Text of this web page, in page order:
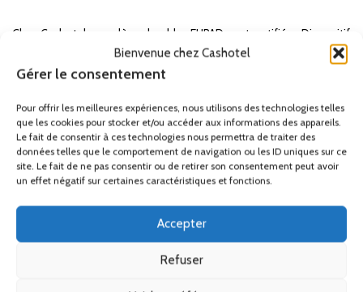
Bienvenue chez Cashotel
Gérer le consentement
Pour offrir les meilleures expériences, nous utilisons des technologies telles
que les cookies pour stocker et/ou accéder aux informations des appareils.
Le fait de consentir à ces technologies nous permettra de traiter des
données telles que le comportement de navigation ou les ID uniques sur ce
site. Le fait de ne pas consentir ou de retirer son consentement peut avoir
un effet négatif sur certaines caractéristiques et fonctions.
Accepter
Refuser
Chez Cashotel, nos alèses lavables EHPAD sont certifiées Dispositif
Médical (MD) et Oeko-Tex® Standard 100. Disponibles en plusieurs
formats :
-Alèse lavable 75x85 cm
-Alèse lavable 85x90 cm
-Alèse lavable grand format 90x210 cm
-Alèse lavable chaise 45x45 cm
Par ailleurs, consultez les recommandations officielles sur la
prévention des escarres et l'incontinence en EHPAD sur le site de la
Pour toute demande de devis ou de conseil, contactez notre